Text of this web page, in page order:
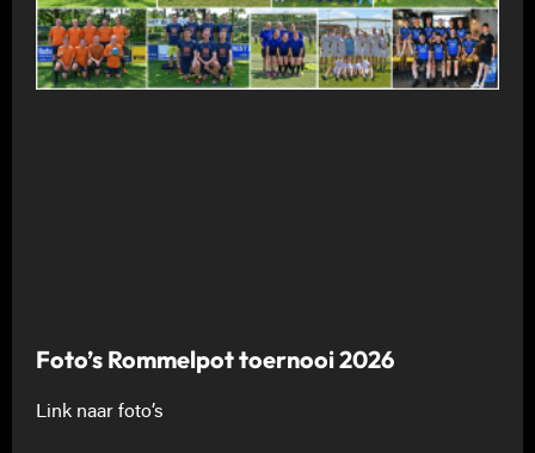
Foto’s Rommelpot toernooi 2026
Link naar foto’s